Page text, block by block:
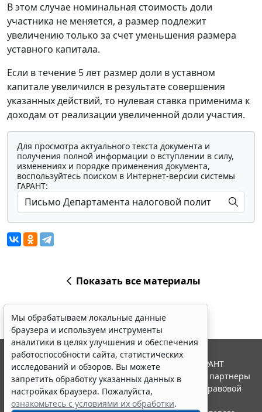
В этом случае номинальная стоимость доли
участника не меняется, а размер подлежит
увеличению только за счет уменьшения размера
уставного капитала.
Если в течение 5 лет размер доли в уставном
капитале увеличился в результате совершения
указанных действий, то нулевая ставка применима к
доходам от реализации увеличенной доли участия.
Для просмотра актуального текста документа и
получения полной информации о вступлении в силу,
изменениях и порядке применения документа,
воспользуйтесь поиском в Интернет-версии системы
ГАРАНТ:
Показать все материалы
Мы обрабатываем локальные данные
браузера и используем инструменты
аналитики в целях улучшения и обеспечения
работоспособности сайта, статистических
исследований и обзоров. Вы можете
запретить обработку указанных данных в
настройках браузера. Пожалуйста,
ознакомьтесь с условиями их обработки.
© ООО "НПП "ГАРАНТ-СЕРВИС", 2026. Система ГАРАНТ
выпускается с 1990 года. Компания "Гарант" и ее партнеры
являются участниками Российской ассоциации правовой
информации ГАРАНТ.